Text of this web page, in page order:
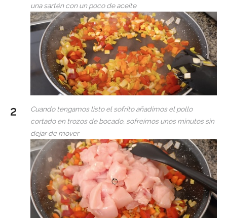
una sartén con un poco de aceite
Cuando tengamos listo el sofrito añadimos el pollo
cortado en trozos de bocado, sofreímos unos minutos sin
dejar de mover